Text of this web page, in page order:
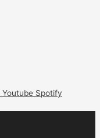
Youtube Spotify